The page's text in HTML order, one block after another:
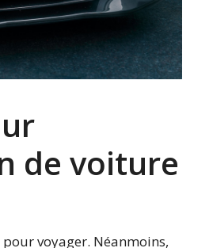
de voiture
voyager. Néanmoins,